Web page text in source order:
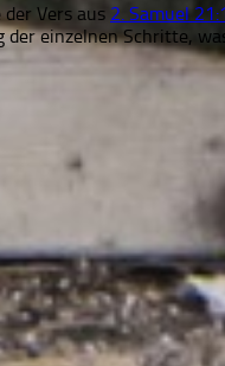
Vers aus 2. Samuel
einzelnen Schritte,